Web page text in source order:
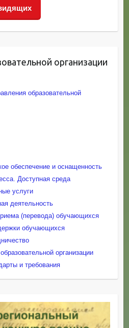
организации
образовательной
обеспечение и оснащенность
Доступная среда
услуги
деятельность
(перевода) обучающихся
обучающихся
организации
и требования